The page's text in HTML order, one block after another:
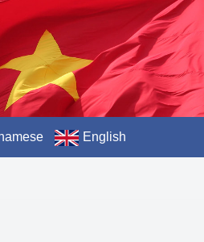
English